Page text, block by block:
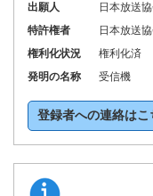
出願人
日本放送
特許権者
日本放送
権利化状況
権利化済
発明の名称
受信機
登録者への連絡はこ